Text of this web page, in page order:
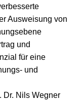
Ausweisung von
und
für eine
und
Dr. Nils Wegner